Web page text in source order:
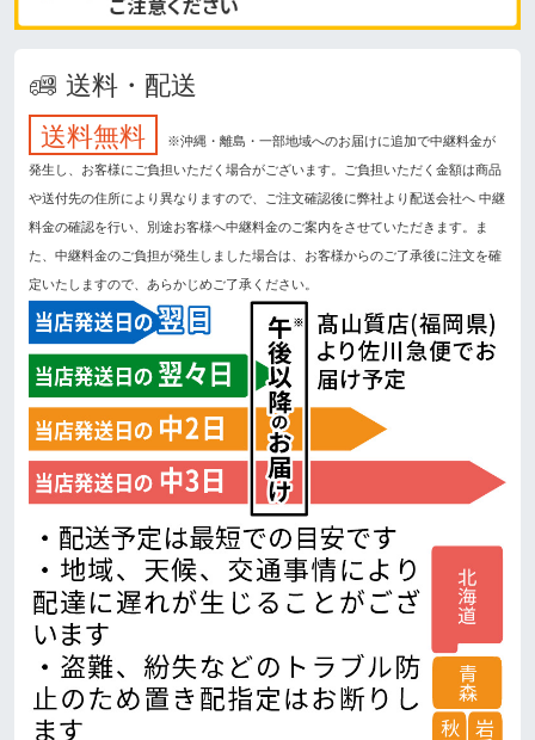
送料・配送
送料無料
※沖縄・離島・一部地域へのお届けに追加で中継料金が
発生し、お客様にご負担いただく場合がございます。ご負担いただく金額は商品
や送付先の住所により異なりますので、ご注文確認後に弊社より配送会社へ 中継
料金の確認を行い、別途お客様へ中継料金のご案内をさせていただきます。ま
た、中継料金のご負担が発生しました場合は、お客様からのご了承後に注文を確
定いたしますので、あらかじめご了承ください。